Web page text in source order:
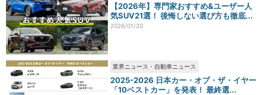
【2026年】専門家おすすめ&ユーザー人
気SUV21選！ 後悔しない選び方も徹底...
2026/01/20
業界ニュース・自動車ニュース
2025-2026 日本カー・オブ・ザ・イヤー
「10ベストカー」を発表！ 最終選...